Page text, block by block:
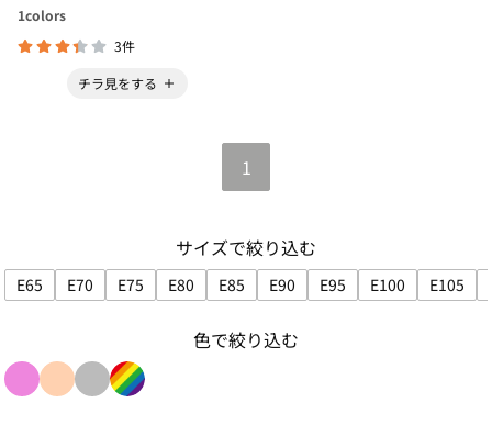
1colors
3件
チラ見をする
1
サイズで絞り込む
E65
サイズで絞り込み: E65
E70
サイズで絞り込み: E70
E75
サイズで絞り込み: E75
E80
サイズで絞り込み: E80
E85
サイズで絞り込み: E85
E90
サイズで絞り込み: E90
E95
サイズで絞り込み: E95
E100
サイズで絞り
E105
サイ
色で絞り込む